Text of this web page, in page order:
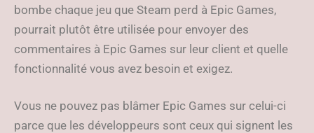
bombe chaque jeu que Steam perd à Epic Games,
pourrait plutôt être utilisée pour envoyer des
commentaires à Epic Games sur leur client et quelle
fonctionnalité vous avez besoin et exigez.
Vous ne pouvez pas blâmer Epic Games sur celui-ci
parce que les développeurs sont ceux qui signent les